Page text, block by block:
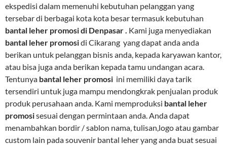
ekspedisi dalam memenuhi kebutuhan pelanggan yang
tersebar di berbagai kota kota besar termasuk kebutuhan
bantal leher promosi di Denpasar . Kami juga menyediakan
bantal leher promosidi Cikarang yang dapat anda anda
berikan untuk pelanggan bisnis anda, kepada karyawan kantor,
atau bisa juga anda berikan kepada tamu undangan acara.
Tentunya bantal leher promosi ini memiliki daya tarik
tersendiri untuk juga mampu mendongkrak penjualan produk
produk perusahaan anda. Kami memproduksi bantal leher
promosisesuai dengan permintaan anda. Anda dapat
menambahkan bordir / sablon nama, tulisan,logo atau gambar
custom lain pada souvenir bantal leher yang anda buat sesuai